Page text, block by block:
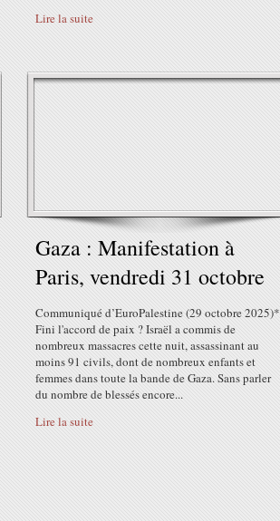
Lire la suite
Gaza : Manifestation à
Paris, vendredi 31 octobre
Communiqué d’EuroPalestine (29 octobre 2025)*
Fini l'accord de paix ? Israël a commis de
nombreux massacres cette nuit, assassinant au
moins 91 civils, dont de nombreux enfants et
femmes dans toute la bande de Gaza. Sans parler
du nombre de blessés encore...
Lire la suite